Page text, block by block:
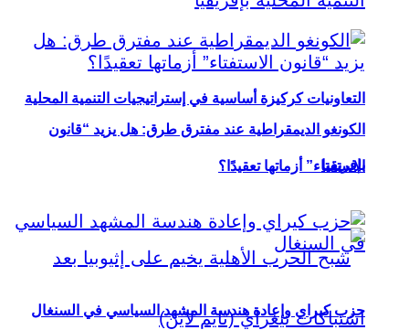
التعاونيات كركيزة أساسية في إستراتيجيات التنمية المحلية
بإفريقيا
الكونغو الديمقراطية عند مفترق طرق: هل يزيد “قانون
الاستفتاء” أزماتها تعقيدًا؟
حزب كيراي وإعادة هندسة المشهد السياسي في السنغال